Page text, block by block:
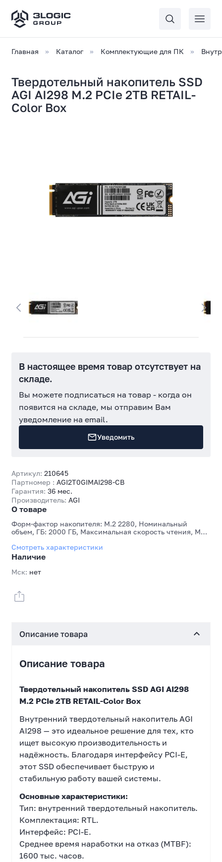
Главная Каталог Комплектующие для ПК
Твердотельный накопитель SSD
AGI AI298 M.2 PCIe 2TB RETAIL-
Color Box
Артикул: 210645
Партномер : AGI2T0GIMAI298-CB
Гарантия: 36 мес.
Производитель: AGI
О товаре
Форм-фактор накопителя: M.2 2280, Номинальный
объем, ГБ: 2000 ГБ, Максимальная скорость чтения, МБ/
1700 МБ/с
Смотреть характеристики
Наличие
Мск: нет
В настоящее время товар отсутствует на
складе.
Вы можете подписаться на товар - когда он
появится на складе, мы отправим Вам
уведомление на email.
Уведомить
Описание товара
Описание товара
Твердотельный накопитель SSD AGI AI298
M.2 PCIe 2TB RETAIL-Color Box
Внутренний твердотельный накопитель AGI
AI298 — это идеальное решение для тех, кто
ищет высокую производительность и
надёжность. Благодаря интерфейсу PCI-E,
этот SSD обеспечивает быструю и
стабильную работу вашей системы.
Основные характеристики:
Тип: внутренний твердотельный накопитель.
Комплектация: RTL.
Интерфейс: PCI-E.
Среднее время наработки на отказ (MTBF):
1600 тыс. часов.